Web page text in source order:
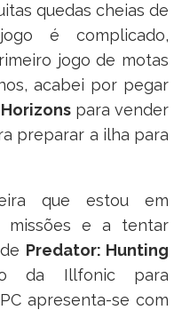
quedas cheias de
é complicado,
jogo de motas
acabei por pegar
para vender
preparar a ilha para
que estou em
missões e a tentar
Predator: Hunting
da Illfonic para
apresenta-se com